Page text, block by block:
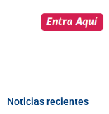
Noticias recientes